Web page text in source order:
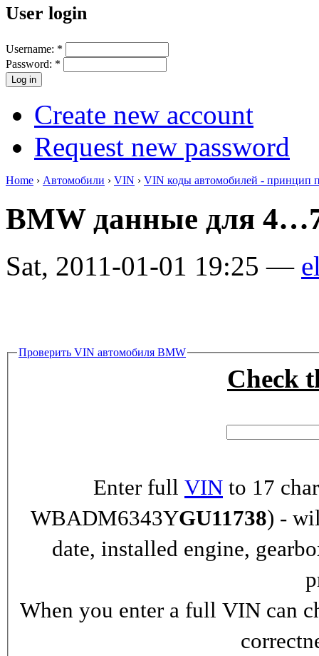
User login
Username: *
Password: *
Create new account
Request new password
Home › Автомобили › VIN › VIN коды автомобилей - принцип
BMW данные для
Sat, 2011-01-01 19:25 —
Проверить VIN автомобиля BMW
Check
Enter full VIN to 17
WBADM6343YGU11738) -
date, installed engine,
When you enter a full VIN can